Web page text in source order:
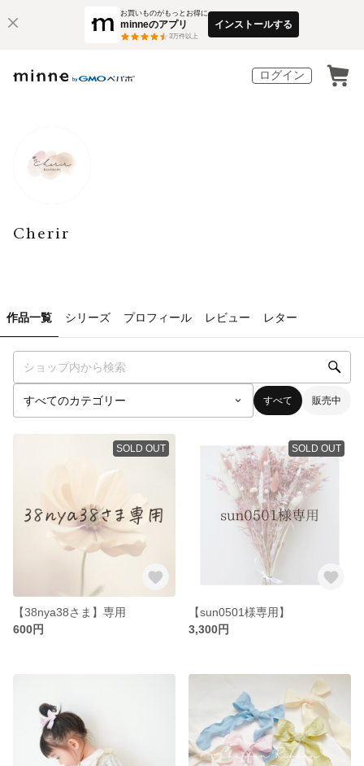
お買いものがもっとお得に
minneのアプリ
3万件以上
インストールする
ログイン
Cherir
作品一覧 シリーズ プロフィール レビュー レター
すべて 販売中
SOLD OUT
【38nya38さま】専用
600円
SOLD OUT
【sun0501様専用】
3,300円